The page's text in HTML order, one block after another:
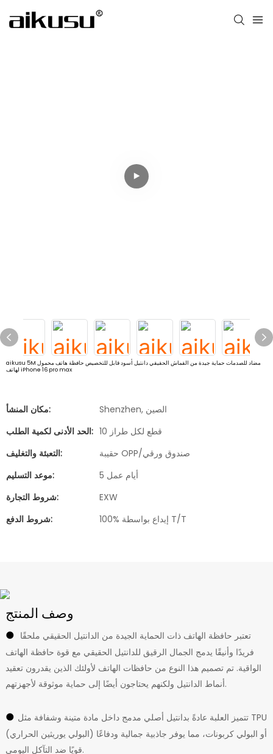
aikusu 5M مضاد للصدمات حماية جيدة من القماش الحقيقي دانتيل أسود قابل للتخصيص حافظة هاتف محمول
لهاتف iPhone 16 pro max
مكان المنشأ:
Shenzhen, الصين
الحد الأدنى لكمية الطلب:
10 قطع لكل طراز
التعبئة والتغليف:
حقيبة OPP/صندوق ورقي
موعد التسليم:
5 أيام عمل
شروط التجارة:
EXW
شروط الدفع:
100% إيداع بواسطة T/T
وصف المنتج
●
فريدًا وأنيقًا يدمج الجمال الرقيق للدانتيل الحقيقي مع قوة حافظة الهاتف
الواقية. تم تصميم هذا النوع من حافظات الهاتف لأولئك الذين يقدرون تعقيد
أنماط الدانتيل ولكنهم يحتاجون أيضًا إلى حماية موثوقة لأجهزتهم.
● تتميز العلبة عادةً بدانتيل أصلي مدمج داخل مادة متينة وشفافة مثل TPU
(البولي يوريثين الحراري) أو البولي كربونات، مما يوفر جاذبية جمالية ودفاعًا
قويًا ضد التآكل اليومي.